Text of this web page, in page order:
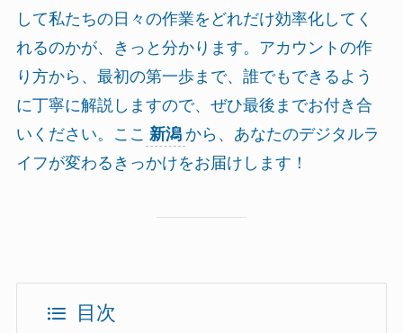
して私たちの日々の作業をどれだけ効率化してく
れるのかが、きっと分かります。アカウントの作
り方から、最初の第一歩まで、誰でもできるよう
に丁寧に解説しますので、ぜひ最後までお付き合
いください。ここ 新潟 から、あなたのデジタルラ
イフが変わるきっかけをお届けします！
目次